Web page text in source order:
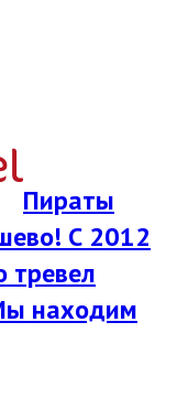
Пираты
С 2012
тревел
находим